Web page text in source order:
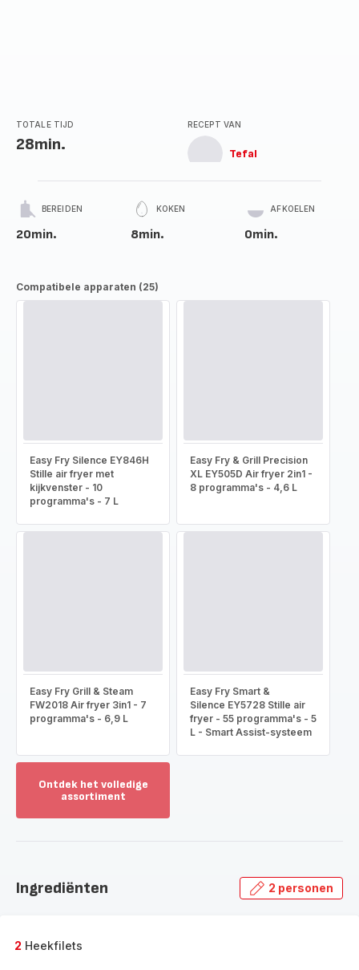
TOTALE TIJD
28min.
RECEPT VAN
Tefal
BEREIDEN
20min.
KOKEN
8min.
AFKOELEN
0min.
Compatibele apparaten (25)
Easy Fry Silence EY846H
Stille air fryer met
kijkvenster - 10
programma's - 7 L
Easy Fry & Grill Precision
XL EY505D Air fryer 2in1 -
8 programma's - 4,6 L
Easy Fry Grill & Steam
FW2018 Air fryer 3in1 - 7
programma's - 6,9 L
Easy Fry Smart &
Silence EY5728 Stille air
fryer - 55 programma's - 5
L - Smart Assist-systeem
Ontdek het volledige
assortiment
volledige
Ingrediënten 2 personen
2 Heekfilets